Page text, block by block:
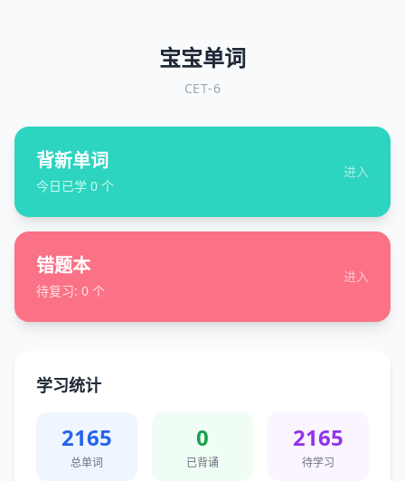
宝宝单词
CET-6
背新单词
今日已学 0 个
进入
错题本
待复习: 0 个
进入
学习统计
2165
总单词
0
已背诵
2165
待学习